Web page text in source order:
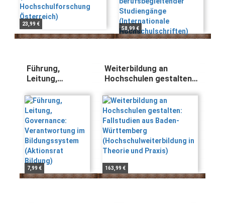
23,99 €
58,99 €
Führung,
Leitung,
Verantwortung
im
Bildungssystem
(Aktionsrat
Bildung)
7,99 €
Weiterbildung an
Hochschulen gestalten:
Württemberg
(Hochschulweiterbildung
in Theorie und Praxis)
163,99 €